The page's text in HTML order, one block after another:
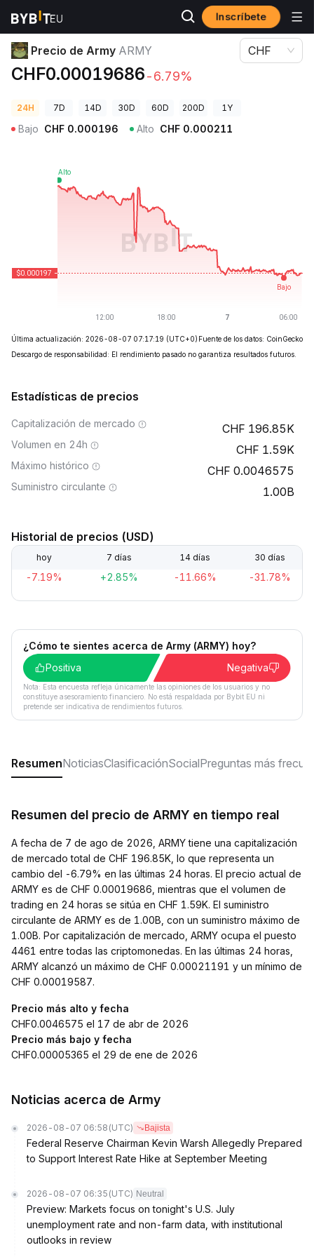
Inscríbete
Precios de Criptomonedas Precio de Army ARMY
Precio de Army ARMY
CHF0.00019686-6.79%
CHF
24H 7D 14D 30D 60D 200D 1Y
Bajo CHF 0.000196 Alto CHF 0.000211
Última actualización: 2026-08-07 07:17:19 (UTC+0) Fuente de los datos: CoinGecko
Descargo de responsabilidad: El rendimiento pasado no garantiza resultados futuros.
Estadísticas de precios
Capitalización de mercado 196.85K
Volumen en 24h 1.59K
Máximo histórico 0.0046575
Suministro circulante 1.00B
Historial de precios (USD)
hoy 7 días 14 días 30 días
-7.19% +2.85% -11.66% -31.78%
¿Cómo te sientes acerca de Army (ARMY) hoy?
Positiva
Negativa
Nota: Esta encuesta refleja únicamente las opiniones de los usuarios y no
constituye asesoramiento financiero. No está respaldada por Bybit EU ni
pretende ser indicativa de rendimientos futuros.
ResumenNoticiasClasificaciónSocialPreguntas más
Resumen del precio de ARMY en tiempo real
A fecha de 7 de ago de 2026, ARMY tiene una capitalización
de mercado total de CHF 196.85K, lo que representa un
cambio del -6.79% en las últimas 24 horas. El precio actual de
ARMY es de CHF 0.00019686, mientras que el volumen de
trading en 24 horas se sitúa en CHF 1.59K. El suministro
circulante de ARMY es de 1.00B, con un suministro máximo de
1.00B. Por capitalización de mercado, ARMY ocupa el puesto
4461 entre todas las criptomonedas. En las últimas 24 horas,
ARMY alcanzó un máximo de CHF 0.00021191 y un mínimo de
CHF 0.00019587.
Precio más alto y fecha
CHF0.0046575 el 17 de abr de 2026
Precio más bajo y fecha
CHF0.00005365 el 29 de ene de 2026
Noticias acerca de Army
2026-08-07 06:58 (UTC) Bajista
Federal Reserve Chairman Kevin Warsh Allegedly Prepared
to Support Interest Rate Hike at September Meeting
2026-08-07 06:35 (UTC) Neutral
Preview: Markets focus on tonight's U.S. July
unemployment rate and non-farm data, with institutional
outlooks in review